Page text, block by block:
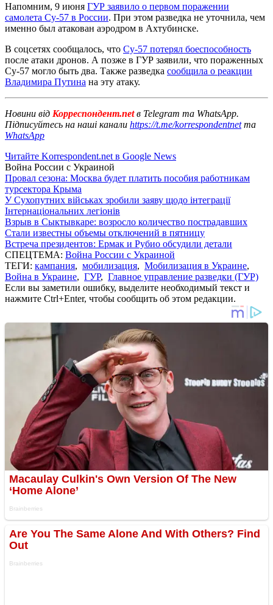
Напомним, 9 июня ГУР заявило о первом поражении
самолета Су-57 в России. При этом разведка не уточнила, чем
именно был атакован аэродром в Ахтубинске.
В соцсетях сообщалось, что Су-57 потерял боеспособность
после атаки дронов. А позже в ГУР заявили, что пораженных
Су-57 могло быть два. Также разведка сообщила о реакции
Владимира Путина на эту атаку.
Новини від Корреспондент.netв Telegram та WhatsApp.
Підписуйтесь на наші канали https://t.me/korrespondentnetта
WhatsApp
Читайте Korrespondent.net в Google News
Война России с Украиной
Провал сезона: Москва будет платить пособия работникам
турсектора Крыма
У Сухопутних військах зробили заяву щодо інтеграції
Інтернаціональних легіонів
Взрыв в Сыктывкаре: возросло количество пострадавших
Стали известны объемы отключений в пятницу
Встреча президентов: Ермак и Рубио обсудили детали
СПЕЦТЕМА: Война России с Украиной
ТЕГИ: кампания, мобилизация, Мобилизация в Украине,
Война в Украине, ГУР, Главное управление разведки (ГУР)
Если вы заметили ошибку, выделите необходимый текст и
нажмите Ctrl+Enter, чтобы сообщить об этом редакции.